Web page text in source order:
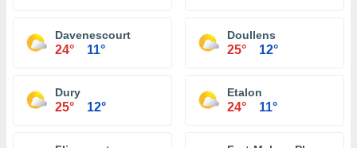
Davenescourt
24° 11°
Doullens
25° 12°
Dury
25° 12°
Etalon
24° 11°